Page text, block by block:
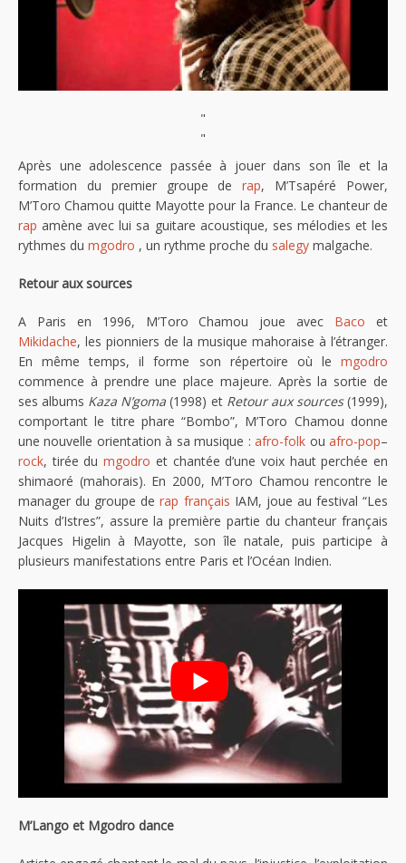
"
"
Après une adolescence passée à jouer dans son île et la
formation du premier groupe derap, M’Tsapéré Power,
M’Toro Chamou quitte Mayotte pour la France. Le chanteur de
rap amène avec lui sa guitare acoustique, ses mélodies et les
rythmes du mgodro , un rythme proche du salegy malgache.
Retour aux sources
A Paris en 1996, M’Toro Chamou joue avec Baco et
Mikidache, les pionniers de la musique mahoraise à l’étranger.
En même temps, il forme son répertoire où le mgodro
commence à prendre une place majeure. Après la sortie de
ses albums Kaza N’goma (1998) et Retour aux sources(1999),
comportant le titre phare “Bombo”, M’Toro Chamou donne
une nouvelle orientation à sa musique :afro-folk ouafro-pop–
rock, tirée dumgodro et chantée d’une voix haut perchée en
shimaoré (mahorais). En 2000, M’Toro Chamou rencontre le
manager du groupe derap français IAM, joue au festival “Les
Nuits d’Istres”, assure la première partie du chanteur français
Jacques Higelin à Mayotte, son île natale, puis participe à
plusieurs manifestations entre Paris et l’Océan Indien.
M’Lango et Mgodro dance